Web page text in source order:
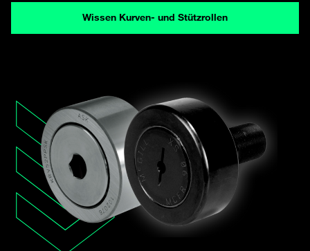
Wissen Kurven- und Stützrollen